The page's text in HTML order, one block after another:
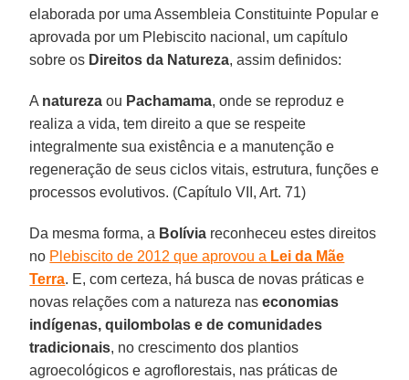
elaborada por uma Assembleia Constituinte Popular e
aprovada por um Plebiscito nacional, um capítulo
sobre os Direitos da Natureza, assim definidos:
A natureza ou Pachamama, onde se reproduz e
realiza a vida, tem direito a que se respeite
integralmente sua existência e a manutenção e
regeneração de seus ciclos vitais, estrutura, funções e
processos evolutivos. (Capítulo VII, Art. 71)
Da mesma forma, a Bolívia reconheceu estes direitos
no Plebiscito de 2012 que aprovou a Lei da Mãe
Terra. E, com certeza, há busca de novas práticas e
novas relações com a natureza naseconomias
indígenas, quilombolas e de comunidades
tradicionais, no crescimento dos plantios
agroecológicos e agroflorestais, nas práticas de